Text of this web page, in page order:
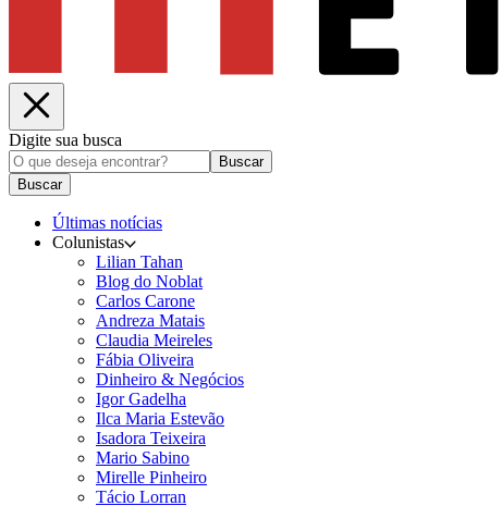
Digite sua busca
Buscar
Buscar
Últimas notícias
Colunistas
Lilian Tahan
Blog do Noblat
Carlos Carone
Andreza Matais
Claudia Meireles
Fábia Oliveira
Dinheiro & Negócios
Igor Gadelha
Ilca Maria Estevão
Isadora Teixeira
Mario Sabino
Mirelle Pinheiro
Tácio Lorran